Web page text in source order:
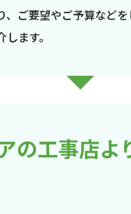
ご要望やご予算など
ます。
の工事店よ